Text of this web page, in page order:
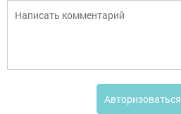
Авторизоваться